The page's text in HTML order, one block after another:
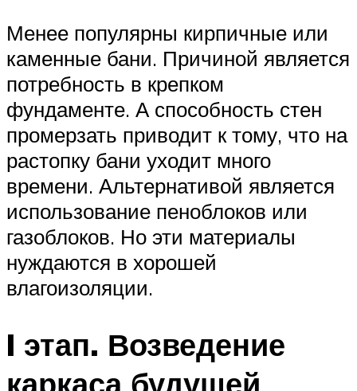
Менее популярны кирпичные или
каменные бани. Причиной является
потребность в крепком
фундаменте. А способность стен
промерзать приводит к тому, что на
растопку бани уходит много
времени. Альтернативой является
использование пеноблоков или
газоблоков. Но эти материалы
нуждаются в хорошей
влагоизоляции.
I этап. Возведение